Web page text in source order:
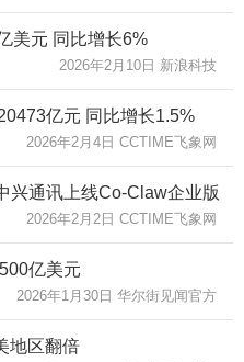
美元 同比增长6%
2026年2月10日 新浪科技
亿元 同比增长1.5%
2026年2月4日 CCTIME飞象网
兴通讯上线Co-Claw企业版
2026年2月2日 CCTIME飞象网
亿美元
2026年1月30日 华尔街见闻官方
地区翻倍